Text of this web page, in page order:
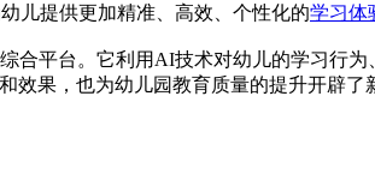
儿提供更加精准、高效、个性化的学习体
平台。它利用AI技术对幼儿的学习行
果，也为幼儿园教育质量的提升开辟了